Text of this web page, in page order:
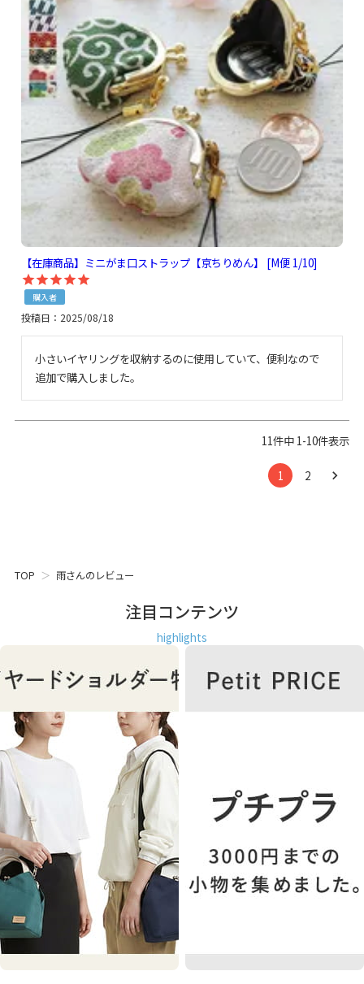
【在庫商品】ミニがま口ストラップ【京ちりめん】 [M便 1/10]
購入者
投稿日 2025/08/18
小さいイヤリングを収納するのに使用していて、便利なので
追加で購入しました。
11件中 1-10件表示
1 2
TOP 雨さんのレビュー
注目コンテンツ
highlights